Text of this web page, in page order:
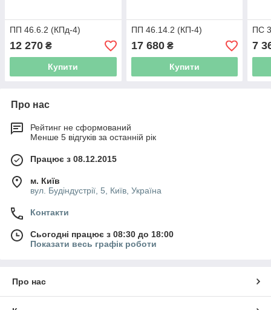
ПП 46.6.2 (КПд-4)
12 270 ₴
Купити
ПП 46.14.2 (КП-4)
17 680₴
Купити
ПС
7
Про нас
Рейтинг не сформований
Менше 5 відгуків за останній рік
Працює з 08.12.2015
м. Київ
вул. Будіндустрії, 5, Київ, Україна
Контакти
Сьогодні працює з 08:30 до 18:00
Показати весь графік роботи
Про нас